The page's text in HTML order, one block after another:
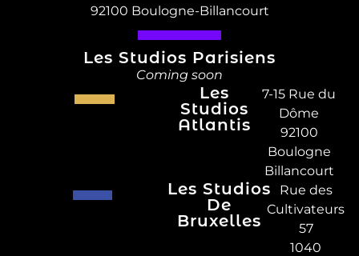
92100 Boulogne-Billancourt
Les Studios Parisiens
Coming soon
Les
Studios
Atlantis
7-15 Rue du
Dôme
92100
Boulogne
Billancourt
Les Studios
De
Bruxelles
Rue des
Cultivateurs
57
1040